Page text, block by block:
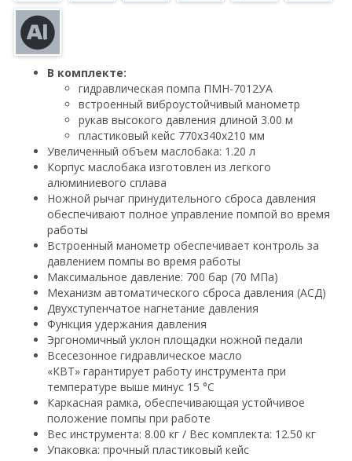
В комплекте:
гидравлическая помпа ПМН-7012УА
встроенный виброустойчивый манометр
рукав высокого давления длиной 3.00 м
пластиковый кейс 770х340х210 мм
Увеличенный объем маслобака: 1.20 л
Корпус маслобака изготовлен из легкого
алюминиевого сплава
Ножной рычаг принудительного сброса давления
обеспечивают полное управление помпой во время
работы
Встроенный манометр обеспечивает контроль за
давлением помпы во время работы
Максимальное давление: 700 бар (70 МПа)
Механизм автоматического сброса давления (АСД)
Двухступенчатое нагнетание давления
Функция удержания давления
Эргономичный уклон площадки ножной педали
Всесезонное гидравлическое масло
«КВТ» гарантирует работу инструмента при
температуре выше минус 15 °С
Каркасная рамка, обеспечивающая устойчивое
положение помпы при работе
Вес инструмента: 8.00 кг / Вес комплекта: 12.50 кг
Упаковка: прочный пластиковый кейс